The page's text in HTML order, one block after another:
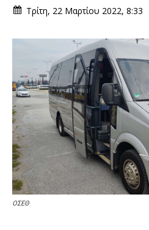
Τρίτη, 22 Μαρτίου 2022, 8:33
ΟΣΕΘ